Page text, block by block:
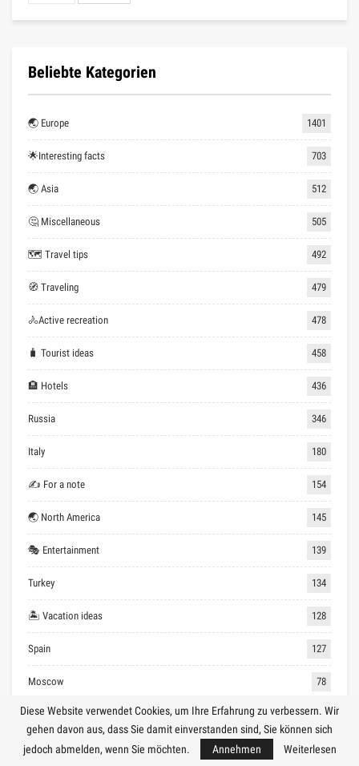
Beliebte Kategorien
🌏 Europe 1401
🌟Interesting facts 703
🌏 Asia 512
🤔 Miscellaneous 505
🗺 Travel tips 492
🧭 Traveling 479
🚴Active recreation 478
🧳 Tourist ideas 458
🏨 Hotels 436
Russia 346
Italy 180
✍ For a note 154
🌏 North America 145
🎭 Entertainment 139
Turkey 134
🏝 Vacation ideas 128
Spain 127
Moscow 78
France 77
Germany 70
Diese Website verwendet Cookies, um Ihre Erfahrung zu verbessern. Wir
gehen davon aus, dass Sie damit einverstanden sind, Sie können sich
jedoch abmelden, wenn Sie möchten.
Annehmen Weiterlesen